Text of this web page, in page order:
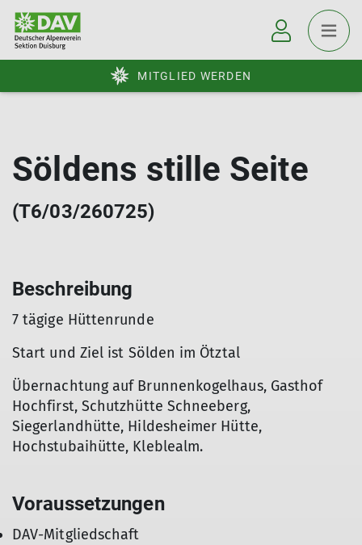
MITGLIED WERDEN
Söldens stille Seite
(T6/03/260725)
Beschreibung
7 tägige Hüttenrunde
Start und Ziel ist Sölden im Ötztal
Übernachtung auf Brunnenkogelhaus, Gasthof
Hochfirst, Schutzhütte Schneeberg,
Siegerlandhütte, Hildesheimer Hütte,
Hochstubaihütte, Kleblealm.
Voraussetzungen
DAV-Mitgliedschaft